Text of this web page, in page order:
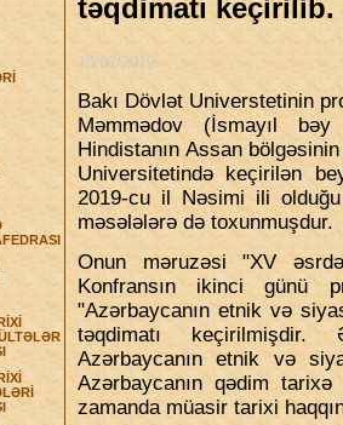
təqdimatı keçirilib.
19/02/2019
Bakı Dövlət Universtetinin
Məmmədov (İsmayıl
Hindistanın Assan
Universitetində keçirilən
2019-cu il Nəsimi ili
məsələlərə də toxunmuşdur.
Onun məruzəsi "XV
Konfransın ikinci günü
"Azərbaycanın etnik və
təqdimatı
Azərbaycanın etnik və
Azərbaycanın qədim
zamanda müasir tarixi